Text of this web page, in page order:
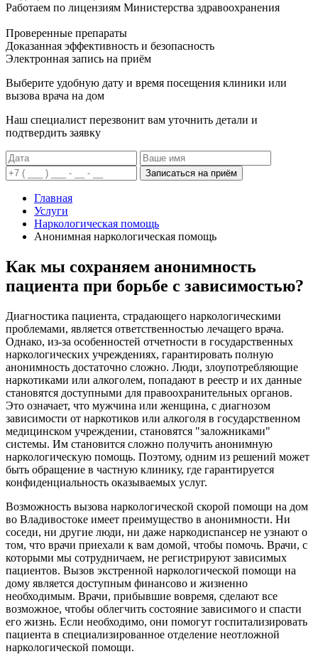
Работаем по лицензиям Министерства здравоохранения
Проверенные препараты
Доказанная эффективность и безопасность
Электронная запись на приём
Выберите удобную дату и время посещения клиники или
вызова врача на дом
Наш специалист перезвонит вам уточнить детали и
подтвердить заявку
Записаться на приём
Главная
Услуги
Наркологическая помощь
Анонимная наркологическая помощь
Как мы сохраняем анонимность
пациента при борьбе с зависимостью?
Диагностика пациента, страдающего наркологическими
проблемами, является ответственностью лечащего врача.
Однако, из-за особенностей отчетности в государственных
наркологических учреждениях, гарантировать полную
анонимность достаточно сложно. Люди, злоупотребляющие
наркотиками или алкоголем, попадают в реестр и их данные
становятся доступными для правоохранительных органов.
Это означает, что мужчина или женщина, с диагнозом
зависимости от наркотиков или алкоголя в государственном
медицинском учреждении, становятся "заложниками"
системы. Им становится сложно получить анонимную
наркологическую помощь. Поэтому, одним из решений может
быть обращение в частную клинику, где гарантируется
конфиденциальность оказываемых услуг.
Возможность вызова наркологической скорой помощи на дом
во Владивостоке имеет преимущество в анонимности. Ни
соседи, ни другие люди, ни даже наркодиспансер не узнают о
том, что врачи приехали к вам домой, чтобы помочь. Врачи, с
которыми мы сотрудничаем, не регистрируют зависимых
пациентов. Вызов экстренной наркологической помощи на
дому является доступным финансово и жизненно
необходимым. Врачи, прибывшие вовремя, сделают все
возможное, чтобы облегчить состояние зависимого и спасти
его жизнь. Если необходимо, они помогут госпитализировать
пациента в специализированное отделение неотложной
наркологической помощи.